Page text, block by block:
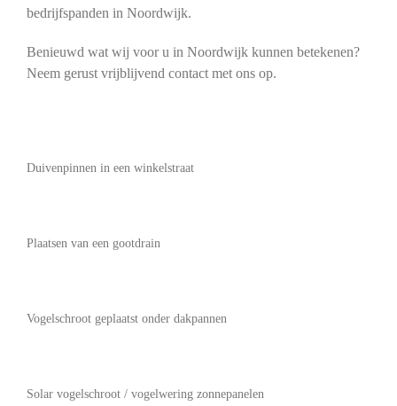
bedrijfspanden in Noordwijk.
Benieuwd wat wij voor u in Noordwijk kunnen betekenen?
Neem gerust vrijblijvend contact met ons op.
Duivenpinnen in een winkelstraat
Plaatsen van een gootdrain
Vogelschroot geplaatst onder dakpannen
Solar vogelschroot / vogelwering zonnepanelen